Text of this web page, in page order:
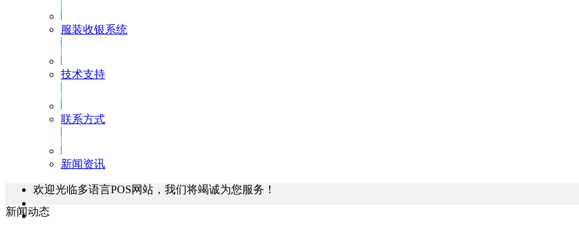
服装收银系统
技术支持
联系方式
新闻资讯
欢迎光临多语言POS网站，我们将竭诚为您服务！
新闻动态